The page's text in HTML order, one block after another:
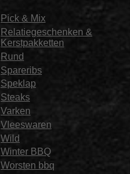
Pick & Mix
Relatiegeschenken &
Kerstpakketten
Rund
Spareribs
Speklap
Steaks
Varken
Vleeswaren
Wild
Winter BBQ
Worsten bbq